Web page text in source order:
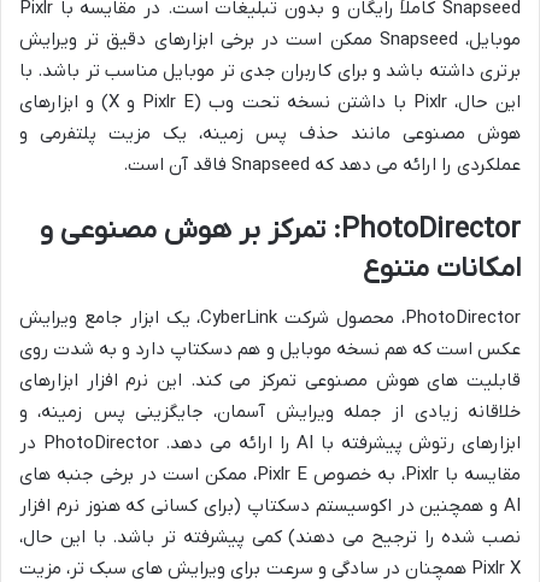
Snapseed کاملاً رایگان و بدون تبلیغات است. در مقایسه با Pixlr
موبایل، Snapseed ممکن است در برخی ابزارهای دقیق تر ویرایش
برتری داشته باشد و برای کاربران جدی تر موبایل مناسب تر باشد. با
این حال، Pixlr با داشتن نسخه تحت وب (Pixlr E و X) و ابزارهای
هوش مصنوعی مانند حذف پس زمینه، یک مزیت پلتفرمی و
عملکردی را ارائه می دهد که Snapseed فاقد آن است.
PhotoDirector: تمرکز بر هوش مصنوعی و
امکانات متنوع
PhotoDirector، محصول شرکت CyberLink، یک ابزار جامع ویرایش
عکس است که هم نسخه موبایل و هم دسکتاپ دارد و به شدت روی
قابلیت های هوش مصنوعی تمرکز می کند. این نرم افزار ابزارهای
خلاقانه زیادی از جمله ویرایش آسمان، جایگزینی پس زمینه، و
ابزارهای رتوش پیشرفته با AI را ارائه می دهد. PhotoDirector در
مقایسه با Pixlr، به خصوص Pixlr E، ممکن است در برخی جنبه های
AI و همچنین در اکوسیستم دسکتاپ (برای کسانی که هنوز نرم افزار
نصب شده را ترجیح می دهند) کمی پیشرفته تر باشد. با این حال،
Pixlr X همچنان در سادگی و سرعت برای ویرایش های سبک تر، مزیت